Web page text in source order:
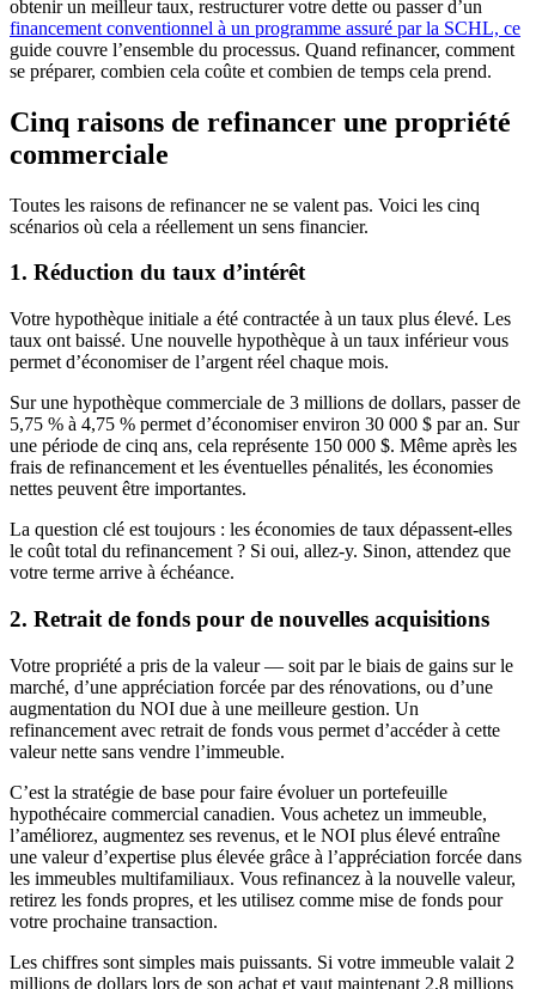
obtenir un meilleur taux, restructurer votre dette ou passer d’un
financement conventionnel à un programme assuré par la SCHL, ce
guide couvre l’ensemble du processus. Quand refinancer, comment
se préparer, combien cela coûte et combien de temps cela prend.
Cinq raisons de refinancer une propriété
commerciale
Toutes les raisons de refinancer ne se valent pas. Voici les cinq
scénarios où cela a réellement un sens financier.
1. Réduction du taux d’intérêt
Votre hypothèque initiale a été contractée à un taux plus élevé. Les
taux ont baissé. Une nouvelle hypothèque à un taux inférieur vous
permet d’économiser de l’argent réel chaque mois.
Sur une hypothèque commerciale de 3 millions de dollars, passer de
5,75 % à 4,75 % permet d’économiser environ 30 000 $ par an. Sur
une période de cinq ans, cela représente 150 000 $. Même après les
frais de refinancement et les éventuelles pénalités, les économies
nettes peuvent être importantes.
La question clé est toujours : les économies de taux dépassent-elles
le coût total du refinancement ? Si oui, allez-y. Sinon, attendez que
votre terme arrive à échéance.
2. Retrait de fonds pour de nouvelles acquisitions
Votre propriété a pris de la valeur — soit par le biais de gains sur le
marché, d’une appréciation forcée par des rénovations, ou d’une
augmentation du NOI due à une meilleure gestion. Un
refinancement avec retrait de fonds vous permet d’accéder à cette
valeur nette sans vendre l’immeuble.
C’est la stratégie de base pour faire évoluer un portefeuille
hypothécaire commercial canadien. Vous achetez un immeuble,
l’améliorez, augmentez ses revenus, et le NOI plus élevé entraîne
une valeur d’expertise plus élevée grâce à l’appréciation forcée dans
les immeubles multifamiliaux. Vous refinancez à la nouvelle valeur,
retirez les fonds propres, et les utilisez comme mise de fonds pour
votre prochaine transaction.
Les chiffres sont simples mais puissants. Si votre immeuble valait 2
millions de dollars lors de son achat et vaut maintenant 2,8 millions